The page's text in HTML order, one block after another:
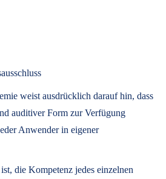
weist ausdrücklich darauf hin, dass
auditiver Form zur Verfügung
Anwender in eigener
die Kompetenz jedes einzelnen